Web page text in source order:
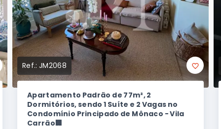
Ref.:JM2068
Apartamento Padrão de 77m², 2
Dormitórios, sendo 1 Suíte e 2 Vagas no
Condomínio Principado de Mônaco - Vila
Carrão🏢